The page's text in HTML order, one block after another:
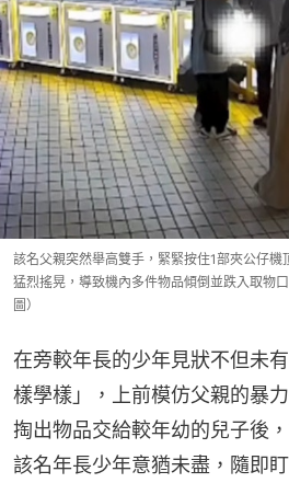
該名父親突然舉高雙手，緊緊按住1部夾公仔
猛烈搖晃，導致機內多件物品傾倒並跌入取物
圖）
在旁較年長的少年見狀不但未
樣學樣」，上前模仿父親的暴
掏出物品交給較年幼的兒子後
該名年長少年意猶未盡，隨即